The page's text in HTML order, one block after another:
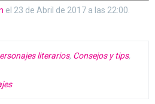
el 23 de Abril de 2017 a las 22:00
literarios, Consejos y tips,